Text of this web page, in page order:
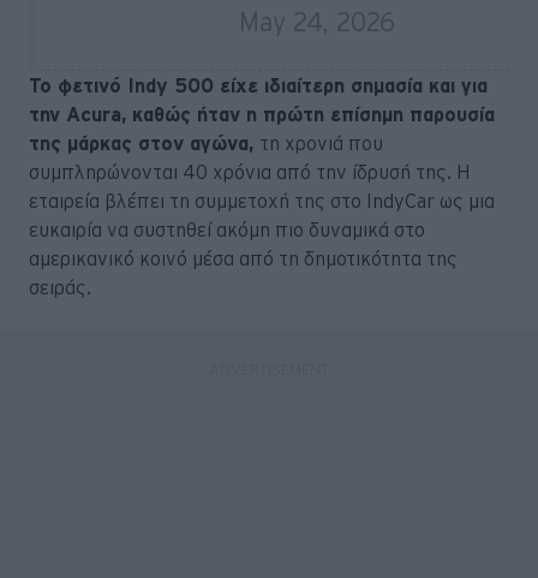
May 24, 2026
Το φετινό Indy 500 είχε ιδιαίτερη σημασία και για
την Acura, καθώς ήταν η πρώτη επίσημη παρουσία
της μάρκας στον αγώνα, τη χρονιά που
συμπληρώνονται 40 χρόνια από την ίδρυσή της. Η
εταιρεία βλέπει τη συμμετοχή της στο IndyCar ως μια
ευκαιρία να συστηθεί ακόμη πιο δυναμικά στο
αμερικανικό κοινό μέσα από τη δημοτικότητα της
σειράς.